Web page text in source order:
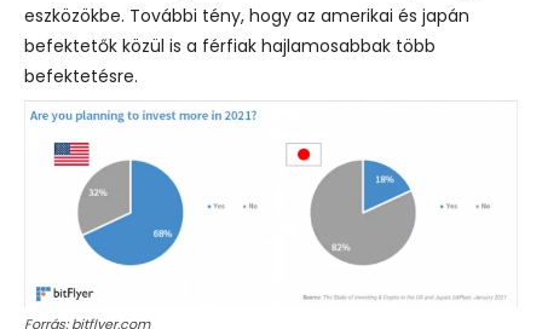
eszközökbe. További tény, hogy az amerikai és japán
befektetők közül is a férfiak hajlamosabbak több
befektetésre.
Forrás: bitflyer.com